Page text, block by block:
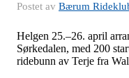
Postet av Bærum
Helgen 25.–26. april
Sørkedalen, med 200
ridebunn av Terje fra